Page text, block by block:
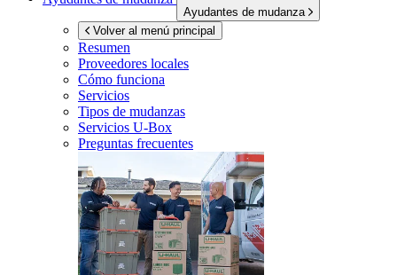
Ayudantes de mudanza
Volver al menú principal
Resumen
Proveedores locales
Cómo funciona
Servicios
Tipos de mudanzas
Servicios U-Box
Preguntas frecuentes